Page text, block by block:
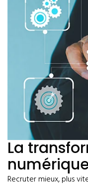
La
Recruter mieux, plus